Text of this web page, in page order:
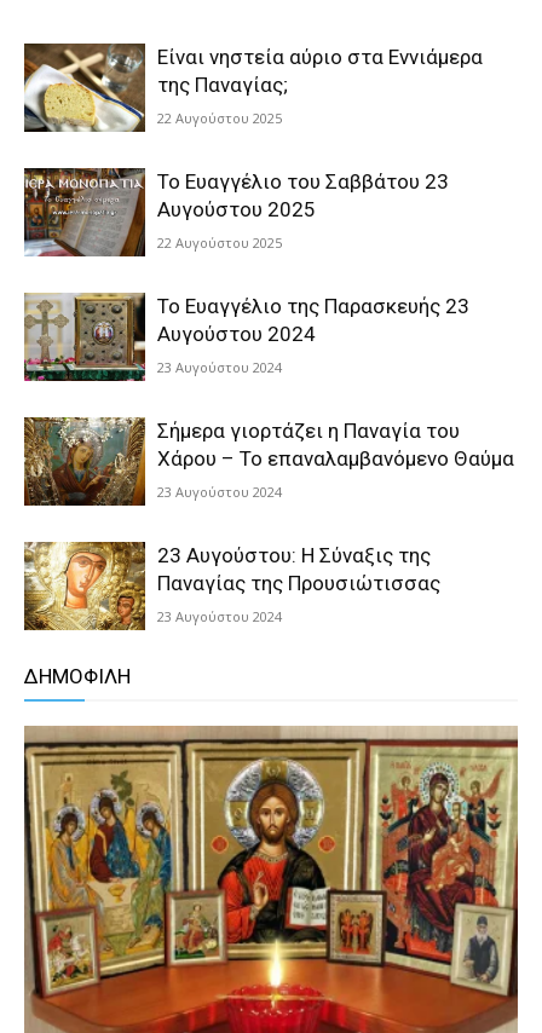
Είναι νηστεία αύριο στα Εννιάμερα
της Παναγίας;
22 Αυγούστου 2025
Το Ευαγγέλιο του Σαββάτου 23
Αυγούστου 2025
22 Αυγούστου 2025
Το Ευαγγέλιο της Παρασκευής 23
Αυγούστου 2024
23 Αυγούστου 2024
Σήμερα γιορτάζει η Παναγία του
Χάρου – Το επαναλαμβανόμενο Θαύμα
23 Αυγούστου 2024
23 Αυγούστου: Η Σύναξις της
Παναγίας της Προυσιώτισσας
23 Αυγούστου 2024
ΔΗΜΟΦΙΛΗ